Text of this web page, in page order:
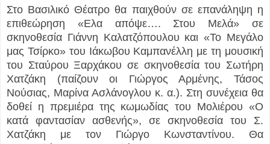
Στο Βασιλικό Θέατρο θα παιχθούν σε επανάληψη η
επιθεώρηση «Ελα απόψε…. Στου Μελά» σε
σκηνοθεσία Γιάννη Καλατζόπουλου και «Το Μεγάλο
μας Τσίρκο» του Ιάκωβου Καμπανέλλη με τη μουσική
του Σταύρου Ξαρχάκου σε σκηνοθεσία του Σωτήρη
Χατζάκη (παίζουν οι Γιώργος Αρμένης, Τάσος
Νούσιας, Μαρίνα Ασλάνογλου κ. α.). Στη συνέχεια θα
δοθεί η πρεμιέρα της κωμωδίας του Μολιέρου «Ο
κατά φαντασίαν ασθενής», σε σκηνοθεσία του Σ.
Χατζάκη με τον Γιώργο Κωνσταντίνου. Θα